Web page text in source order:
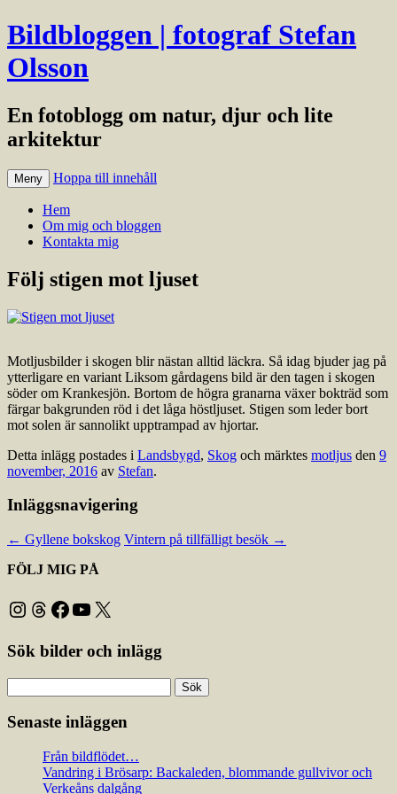
Bildbloggen | fotograf Stefan
Olsson
En fotoblogg om natur, djur och lite
arkitektur
Meny Hoppa till innehåll
Hem
Om mig och bloggen
Kontakta mig
Följ stigen mot ljuset
Motljusbilder i skogen blir nästan alltid läckra. Så idag bjuder jag på
ytterligare en variant Liksom gårdagens bild är den tagen i skogen
söder om Krankesjön. Bortom de högra granarna växer bokträd som
färgar bakgrunden röd i det låga höstljuset. Stigen som leder bort
mot solen är sannolikt upptrampad av hjortar.
Detta inlägg postades i Landsbygd, Skog och märktes motljus den 9
november, 2016 av Stefan.
Inläggsnavigering
← Gyllene bokskog Vintern på tillfälligt besök →
FÖLJ MIG PÅ
Instagram
Threads
Facebook
YouTube
X
Sök bilder och inlägg
efter:
Senaste inläggen
Från bildflödet…
Vandring i Brösarp: Backaleden, blommande gullvivor och
Verkeåns dalgång